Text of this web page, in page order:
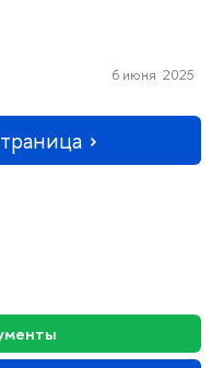
6 июня 2025